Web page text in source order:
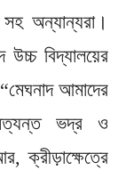
অন্যান্যরা।
উচ্চ বিদ্যালয়ের
আমাদের
অত্যন্ত ভদ্র ও
ক্রীড়াক্ষেত্রে